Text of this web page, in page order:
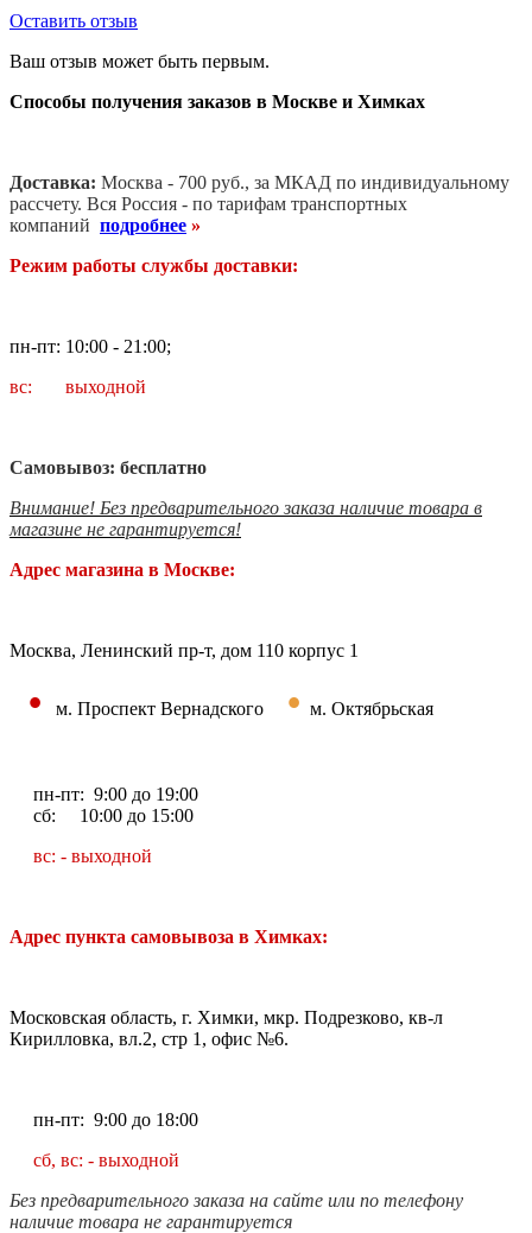
Оставить отзыв
Ваш отзыв может быть первым.
Способы получения заказов в Москве и Химках
Доставка: Москва - 700 руб., за МКАД по индивидуальному
рассчету. Вся Россия - по тарифам транспортных
компаний подробнее »
Режим работы службы доставки:
пн-пт: 10:00 - 21:00;
вс: выходной
Самовывоз: бесплатно
Внимание! Без предварительного заказа наличие товара в
магазине не гарантируется!
Адрес магазина в Москве:
Москва, Ленинский пр-т, дом 110 корпус 1
• м. Проспект Вернадского • м. Октябрьская
пн-пт: 9:00 до 19:00
сб: 10:00 до 15:00
вс: - выходной
Адрес пункта самовывоза в Химках:
Московская область, г. Химки, мкр. Подрезково, кв-л
Кирилловка, вл.2, стр 1, офис №6.
пн-пт: 9:00 до 18:00
сб, вс: - выходной
Без предварительного заказа на сайте или по телефону
наличие товара не гарантируется